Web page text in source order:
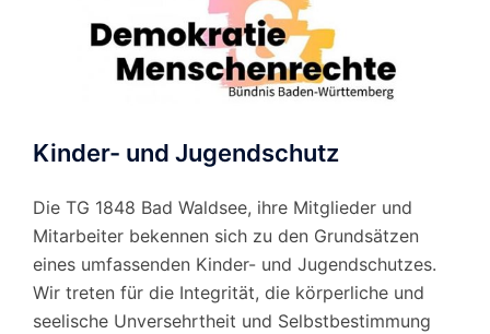
Kinder- und Jugendschutz
Die TG 1848 Bad Waldsee, ihre Mitglieder und
Mitarbeiter bekennen sich zu den Grundsätzen
eines umfassenden Kinder- und Jugendschutzes.
Wir treten für die Integrität, die körperliche und
seelische Unversehrtheit und Selbstbestimmung